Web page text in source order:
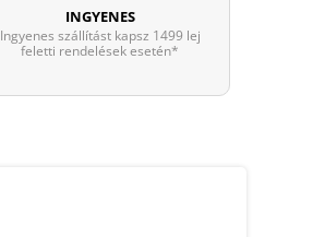
INGYENES
Ingyenes szállítást kapsz 1499 lej
feletti rendelések esetén*